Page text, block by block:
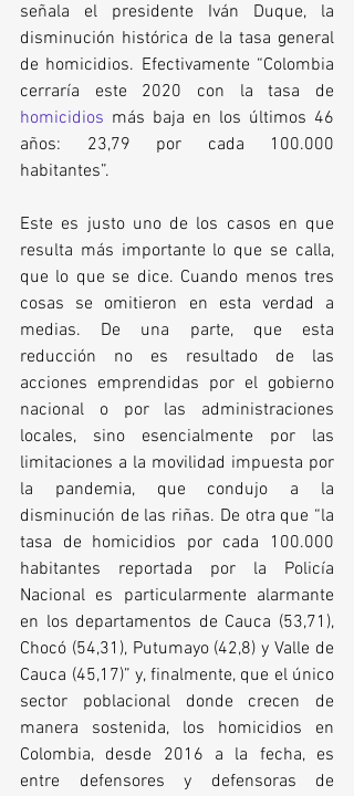
señala el presidente Iván Duque, la
disminución histórica de la tasa general
de homicidios. Efectivamente “Colombia
homicidios más baja en los últimos 46
años: 23,79 por cada 100.000
habitantes”.
Este es justo uno de los casos en que
resulta más importante lo que se calla,
que lo que se dice. Cuando menos tres
cosas se omitieron en esta verdad a
medias. De una parte, que esta
reducción no es resultado de las
acciones emprendidas por el gobierno
nacional o por las administraciones
locales, sino esencialmente por las
limitaciones a la movilidad impuesta por
la pandemia, que condujo a la
disminución de las riñas. De otra que “la
tasa de homicidios por cada 100.000
habitantes reportada por la Policía
Nacional es particularmente alarmante
en los departamentos de Cauca (53,71),
Chocó (54,31), Putumayo (42,8) y Valle de
Cauca (45,17)” y, finalmente, que el único
sector poblacional donde crecen de
manera sostenida, los homicidios en
Colombia, desde 2016 a la fecha, es
entre defensores y defensoras de